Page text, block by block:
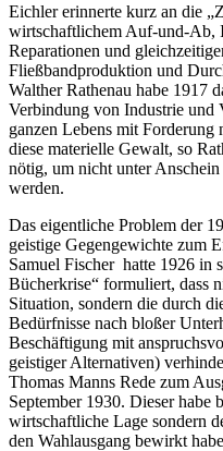
Eichler erinnerte kurz an die
wirtschaftlichem Auf-und-Ab,
Reparationen und
Fließbandproduktion und
Walther Rathenau habe 1917
Verbindung von Industrie und
ganzen Lebens mit
diese materielle Gewalt, so
nötig, um nicht unter
werden.
Das eigentliche Problem der
geistige Gegengewichte zum
Samuel Fischer hatte 1926 in
Bücherkrise“ formuliert, dass
Situation, sondern die durch
Bedürfnisse nach bloßer
Beschäftigung mit
geistiger Alternativen)
Thomas Manns Rede zum
September 1930. Dieser habe
wirtschaftliche Lage sondern
den Wahlausgang bewirkt